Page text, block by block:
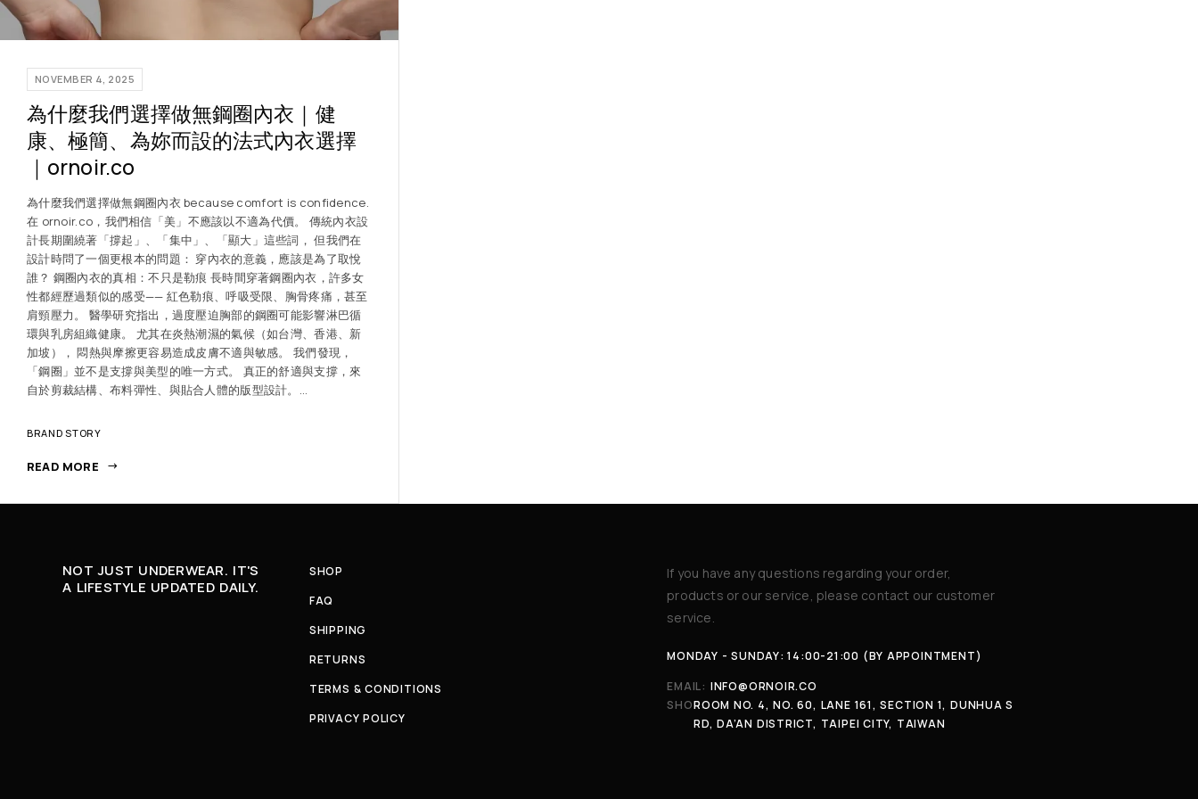
NOVEMBER 4, 2025
為什麼我們選擇做無鋼圈內衣｜健
康、極簡、為妳而設的法式內衣選擇
｜ornoir.co
為什麼我們選擇做無鋼圈內衣 because comfort is confidence.
在 ornoir.co，我們相信「美」不應該以不適為代價。 傳統內衣設
計長期圍繞著「撐起」、「集中」、「顯大」這些詞， 但我們在
設計時問了一個更根本的問題： 穿內衣的意義，應該是為了取悅
誰？ 鋼圈內衣的真相：不只是勒痕 長時間穿著鋼圈內衣，許多女
性都經歷過類似的感受—— 紅色勒痕、呼吸受限、胸骨疼痛，甚至
肩頸壓力。 醫學研究指出，過度壓迫胸部的鋼圈可能影響淋巴循
環與乳房組織健康。 尤其在炎熱潮濕的氣候（如台灣、香港、新
加坡）， 悶熱與摩擦更容易造成皮膚不適與敏感。 我們發現，
「鋼圈」並不是支撐與美型的唯一方式。 真正的舒適與支撐，來
自於剪裁結構、布料彈性、與貼合人體的版型設計。…
BRAND STORY
READ MORE
NOT JUST UNDERWEAR. IT'S
A LIFESTYLE UPDATED DAILY.
SHOP
FAQ
SHIPPING
RETURNS
TERMS & CONDITIONS
PRIVACY POLICY
If you have any questions regarding your order,
products or our service, please contact our customer
service.
MONDAY - SUNDAY: 14:00-21:00 (BY APPOINTMENT)
EMAIL: INFO@ORNOIR.CO
SHOP:ROOM NO. 4, NO. 60, LANE 161, SECTION 1, DUNHUA S
RD, DA’AN DISTRICT, TAIPEI CITY, TAIWAN